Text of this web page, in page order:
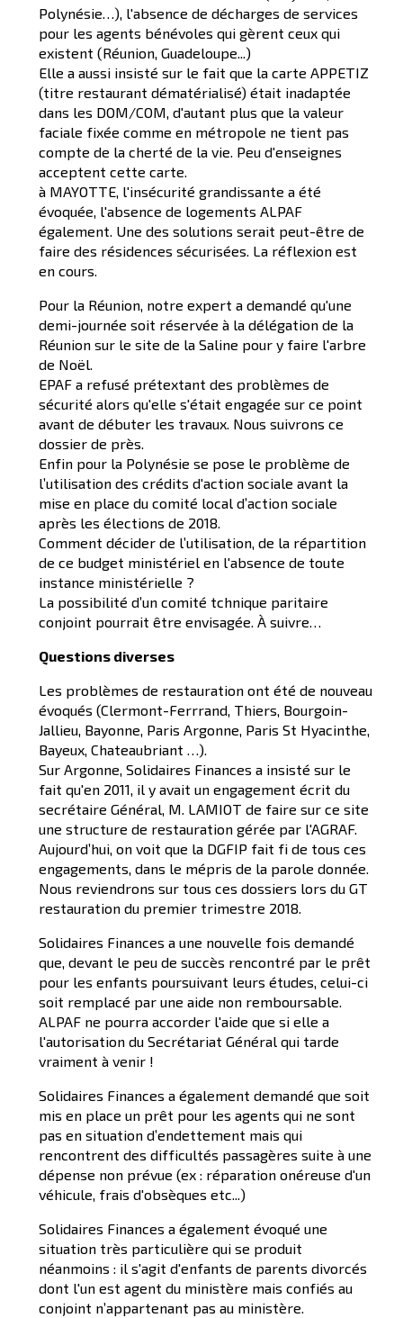
Polynésie…), l'absence de décharges de services
pour les agents bénévoles qui gèrent ceux qui
existent (Réunion, Guadeloupe...)
Elle a aussi insisté sur le fait que la carte APPETIZ
(titre restaurant dématérialisé) était inadaptée
dans les DOM/COM, d'autant plus que la valeur
faciale fixée comme en métropole ne tient pas
compte de la cherté de la vie. Peu d'enseignes
acceptent cette carte.
à MAYOTTE, l'insécurité grandissante a été
évoquée, l'absence de logements ALPAF
également. Une des solutions serait peut-être de
faire des résidences sécurisées. La réflexion est
en cours.
Pour la Réunion, notre expert a demandé qu'une
demi-journée soit réservée à la délégation de la
Réunion sur le site de la Saline pour y faire l'arbre
de Noël.
EPAF a refusé prétextant des problèmes de
sécurité alors qu'elle s'était engagée sur ce point
avant de débuter les travaux. Nous suivrons ce
dossier de près.
Enfin pour la Polynésie se pose le problème de
l’utilisation des crédits d'action sociale avant la
mise en place du comité local d’action sociale
après les élections de 2018.
Comment décider de l’utilisation, de la répartition
de ce budget ministériel en l'absence de toute
instance ministérielle ?
La possibilité d’un comité tchnique paritaire
conjoint pourrait être envisagée. À suivre…
Questions diverses
Les problèmes de restauration ont été de nouveau
évoqués (Clermont-Ferrrand, Thiers, Bourgoin-
Jallieu, Bayonne, Paris Argonne, Paris St Hyacinthe,
Bayeux, Chateaubriant …).
Sur Argonne, Solidaires Finances a insisté sur le
fait qu'en 2011, il y avait un engagement écrit du
secrétaire Général, M. LAMIOT de faire sur ce site
une structure de restauration gérée par l'AGRAF.
Aujourd’hui, on voit que la DGFIP fait fi de tous ces
engagements, dans le mépris de la parole donnée.
Nous reviendrons sur tous ces dossiers lors du GT
restauration du premier trimestre 2018.
Solidaires Finances a une nouvelle fois demandé
que, devant le peu de succès rencontré par le prêt
pour les enfants poursuivant leurs études, celui-ci
soit remplacé par une aide non remboursable.
ALPAF ne pourra accorder l'aide que si elle a
l'autorisation du Secrétariat Général qui tarde
vraiment à venir !
Solidaires Finances a également demandé que soit
mis en place un prêt pour les agents qui ne sont
pas en situation d’endettement mais qui
rencontrent des difficultés passagères suite à une
dépense non prévue (ex : réparation onéreuse d'un
véhicule, frais d'obsèques etc...)
Solidaires Finances a également évoqué une
situation très particulière qui se produit
néanmoins : il s'agit d'enfants de parents divorcés
dont l'un est agent du ministère mais confiés au
conjoint n’appartenant pas au ministère.